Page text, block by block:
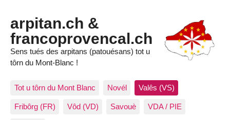
arpitan.ch &
francoprovencal.ch
Sens tués des arpitans (patouésans) tot u
tôrn du Mont-Blanc !
Tot u tôrn du Mont Blanc Novél Valês (VS)
Fribôrg (FR) Vôd (VD) Savouè VDA / PIE